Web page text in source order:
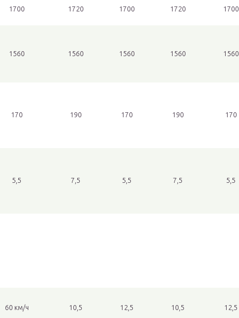
1700 1720 1700 1720 1700
1560 1560 1560 1560 1560
170 190 170 190 170
5,5 7,5 5,5 7,5 5,5
60 км/ч 10,5 12,5 10,5 12,5